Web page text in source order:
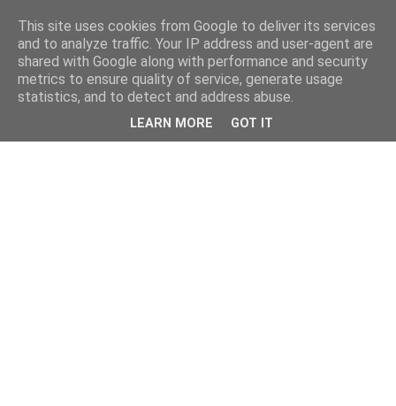
This site uses cookies from Google to deliver its services
and to analyze traffic. Your IP address and user-agent are
shared with Google along with performance and security
metrics to ensure quality of service, generate usage
statistics, and to detect and address abuse.
LEARN MORE GOT IT